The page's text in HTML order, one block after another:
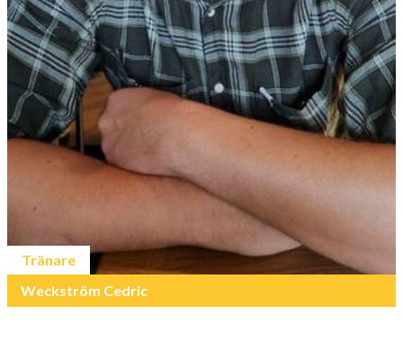
Tränare
Weckström Cedric